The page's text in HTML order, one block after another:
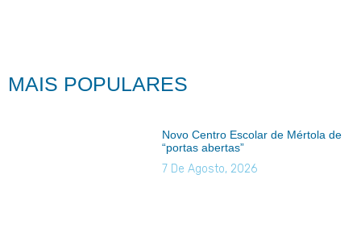
MAIS POPULARES
Novo Centro Escolar de Mértola de
“portas abertas”
7 De Agosto, 2026